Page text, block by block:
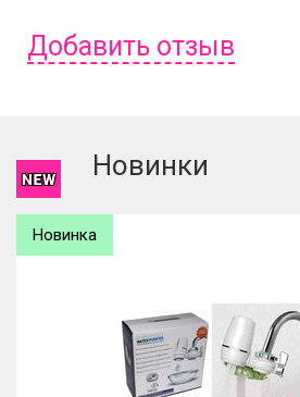
Добавить отзыв
Новинки
Новинка